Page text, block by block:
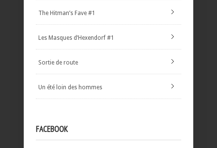
The Hitman’s Fave #1
Les Masques d’Hexendorf #1
Sortie de route
Un été loin des hommes
FACEBOOK